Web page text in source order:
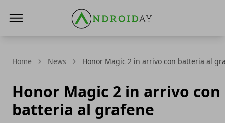
Home News Honor Magic 2 in arrivo con batteria al
Honor Magic 2 in arrivo con
batteria al grafene